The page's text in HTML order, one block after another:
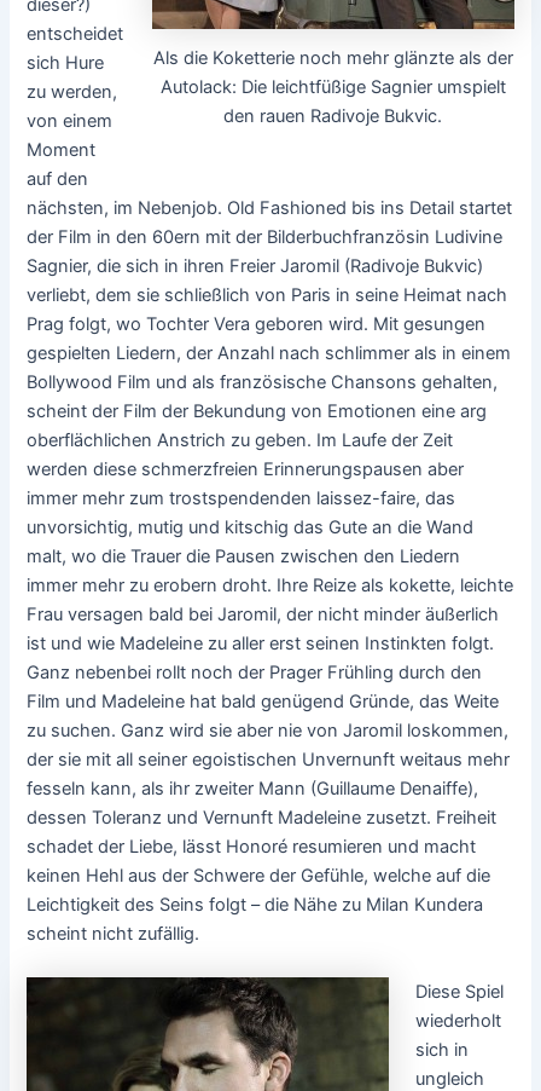
Als die Koketterie noch mehr glänzte als der
Autolack: Die leichtfüßige Sagnier umspielt
den rauen Radivoje Bukvic.
dieser?)
entscheidet
sich Hure
zu werden,
von einem
Moment
auf den
nächsten, im Nebenjob. Old Fashioned bis ins Detail startet
der Film in den 60ern mit der Bilderbuchfranzösin Ludivine
Sagnier, die sich in ihren Freier Jaromil (Radivoje Bukvic)
verliebt, dem sie schließlich von Paris in seine Heimat nach
Prag folgt, wo Tochter Vera geboren wird. Mit gesungen
gespielten Liedern, der Anzahl nach schlimmer als in einem
Bollywood Film und als französische Chansons gehalten,
scheint der Film der Bekundung von Emotionen eine arg
oberflächlichen Anstrich zu geben. Im Laufe der Zeit
werden diese schmerzfreien Erinnerungspausen aber
immer mehr zum trostspendenden laissez-faire, das
unvorsichtig, mutig und kitschig das Gute an die Wand
malt, wo die Trauer die Pausen zwischen den Liedern
immer mehr zu erobern droht. Ihre Reize als kokette, leichte
Frau versagen bald bei Jaromil, der nicht minder äußerlich
ist und wie Madeleine zu aller erst seinen Instinkten folgt.
Ganz nebenbei rollt noch der Prager Frühling durch den
Film und Madeleine hat bald genügend Gründe, das Weite
zu suchen. Ganz wird sie aber nie von Jaromil loskommen,
der sie mit all seiner egoistischen Unvernunft weitaus mehr
fesseln kann, als ihr zweiter Mann (Guillaume Denaiffe),
dessen Toleranz und Vernunft Madeleine zusetzt. Freiheit
schadet der Liebe, lässt Honoré resumieren und macht
keinen Hehl aus der Schwere der Gefühle, welche auf die
Leichtigkeit des Seins folgt – die Nähe zu Milan Kundera
scheint nicht zufällig.
Diese Spiel
wiederholt
sich in
ungleich